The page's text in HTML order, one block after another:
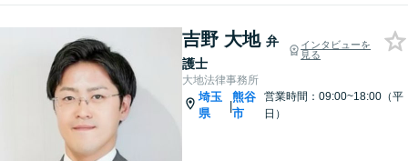
吉野 大地 弁
護士
インタビューを
見る
大地法律事務所
埼玉
県
|
熊谷
市
営業時間：09:00~18:00（平
日）